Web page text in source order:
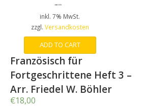
inkl. 7% MwSt.
zzgl. Versandkosten
ADD TO CART
Französisch für
Fortgeschrittene Heft 3 –
Arr. Friedel W. Böhler
€18,00